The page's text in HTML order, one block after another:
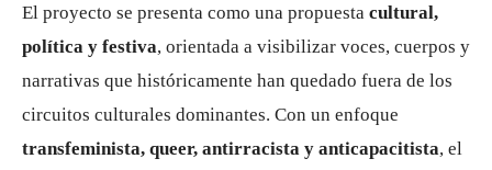
El proyecto se presenta como una propuesta cultural,
política y festiva, orientada a visibilizar voces, cuerpos y
narrativas que históricamente han quedado fuera de los
circuitos culturales dominantes. Con un enfoque
transfeminista, queer, antirracista y anticapacitista, el